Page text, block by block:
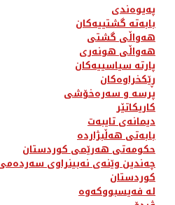
پەیوەندی
بابەتە گشتییەکان
هەواڵی گشتی
هەواڵی هونەری
پارتە سیاسییەکان
ڕێکخراوەکان
پرسە و سەرەخۆشی
کاریکاتێر
دیمانەی تایبەت
بابەتی هەڵبژاردە
حکومەتی هەرێمی کوردستان
چەندین وێنەی نەبینراوی
کوردستان
لە فەیسبووکەوە